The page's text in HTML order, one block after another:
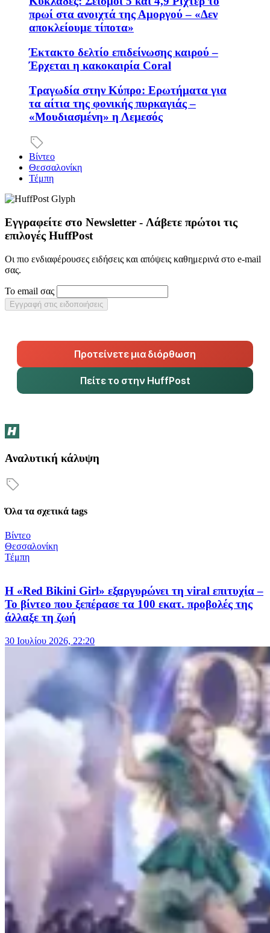
πρωί στα ανοιχτά της Αμοργού – «Δεν
αποκλείουμε τίποτα»
Έκτακτο δελτίο επιδείνωσης καιρού –
Έρχεται η κακοκαιρία Coral
Τραγωδία στην Κύπρο: Ερωτήματα για
τα αίτια της φονικής πυρκαγιάς –
«Μουδιασμένη» η Λεμεσός
Βίντεο
Θεσσαλονίκη
Τέμπη
Εγγραφείτε στο Newsletter - Λάβετε πρώτοι τις
επιλογές HuffPost
Οι πιο ενδιαφέρουσες ειδήσεις και απόψεις καθημερινά στο e-mail
σας.
Το email σας
Εγγραφή στις ειδοποιήσεις
Προτείνετε μια διόρθωση
Πείτε το στην HuffPost
Αναλυτική κάλυψη
Όλα τα σχετικά tags
Βίντεο
Θεσσαλονίκη
Τέμπη
Η «Red Bikini Girl» εξαργυρώνει τη viral επιτυχία –
Το βίντεο που ξεπέρασε τα 100 εκατ. προβολές της
άλλαξε τη ζωή
30 Ιουλίου 2026, 22:20